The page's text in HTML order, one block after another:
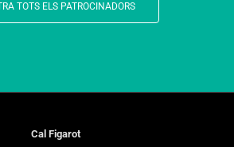
TOTS ELS PATROCINADORS
Cal Figarot